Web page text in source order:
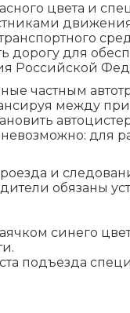
цвета и
для
Российской
частным
между
для
и
обязаны
синего
подъезда